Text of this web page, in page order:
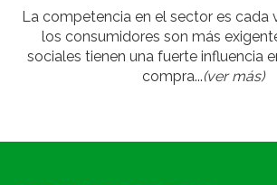
La competencia en el sector es cada
los consumidores son más
sociales tienen una fuerte influencia
compra...(ver más)